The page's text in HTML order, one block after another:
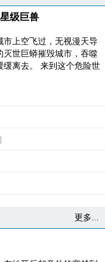
级巨兽
上空飞过，无视漫天导
世巨蟒摧毁城市，吞噬
缓离去。 来到这个危险世
赚流量？去小溪抓虾米？
传说的灭世巨兽进化。
越大，速度越来越快，
更多...